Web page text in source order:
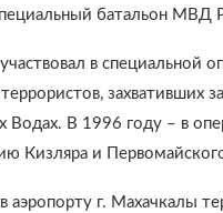
батальон МВД
в специальной
захвативших
Водах. В 1996 году – в
Кизляра и
аэропорту г. Махачкалы